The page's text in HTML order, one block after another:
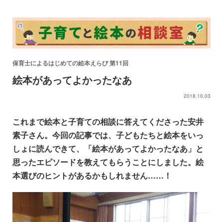
保育士によるはじめての絵本えらび 第11回
絵本があってよかったなあ
2018.10.03
これまで絵本と子育ての相談に答えてくださった安井
素子さん。今回の記事では、子どもたちと絵本をいっ
しょに読んできて、「絵本があってよかったなあ」と
思ったエピソードを教えてもらうことにしました。絵
本選びのヒントがあるかもしれません……！